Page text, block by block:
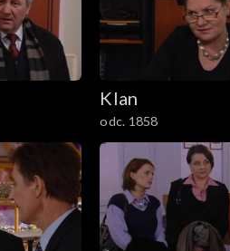
Klan
odc. 1858